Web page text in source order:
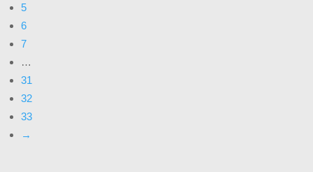
5
6
7
…
31
32
33
→